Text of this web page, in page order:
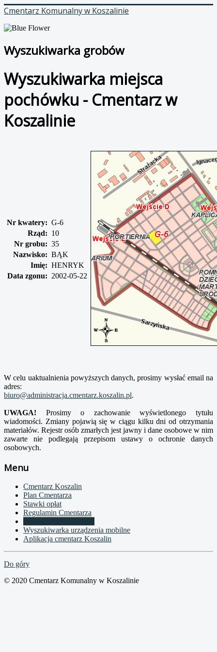
Cmentarz Komunalny w Koszalinie
Wyszukiwarka grobów
Wyszukiwarka miejsca
pochówku - Cmentarz w
Koszalinie
Nr kwatery: G-6
Rząd: 10
Nr grobu: 35
Nazwisko: BĄK
Imię: HENRYK
Data zgonu: 2002-05-22
W celu uaktualnienia powyższych danych, prosimy wysłać email na
adres:
biuro@administracja.cmentarz.koszalin.pl.
UWAGA! Prosimy o zachowanie wyświetlonego tytułu
wiadomości. Zmiany pojawią się w ciągu kilku dni od otrzymania
materiałów. Rejestr osób zmarłych jest jawny i dane osobowe w nim
zawarte nie podlegają przepisom ustawy o ochronie danych
osobowych.
Menu
Cmentarz Koszalin
Plan Cmentarza
Stawki opłat
Regulamin Cmentarza
Wyszukiwarka urządzenia mobilne
Aplikacja cmentarz Koszalin
Do góry
© 2020 Cmentarz Komunalny w Koszalinie